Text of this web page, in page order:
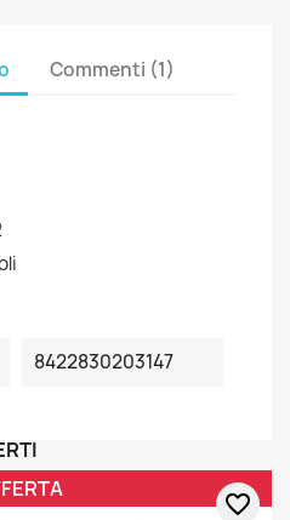
Commenti (1)
8422830203147
favorite_border